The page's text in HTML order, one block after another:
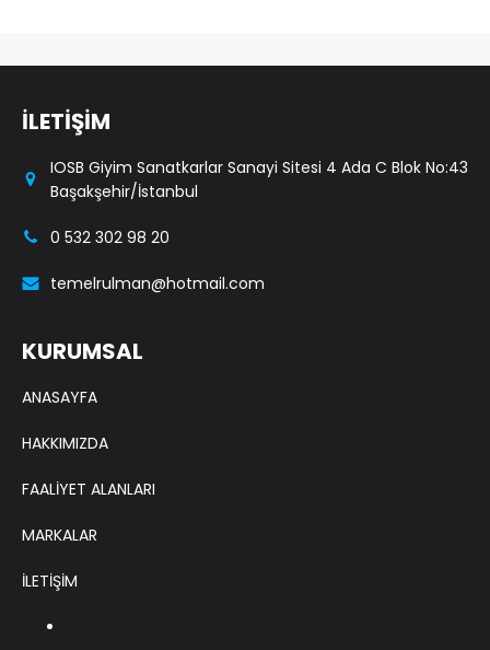
İLETİŞİM
IOSB Giyim Sanatkarlar Sanayi Sitesi 4 Ada C Blok No:43
Başakşehir/İstanbul
0 532 302 98 20
temelrulman@hotmail.com
KURUMSAL
ANASAYFA
HAKKIMIZDA
FAALİYET ALANLARI
MARKALAR
İLETİŞİM